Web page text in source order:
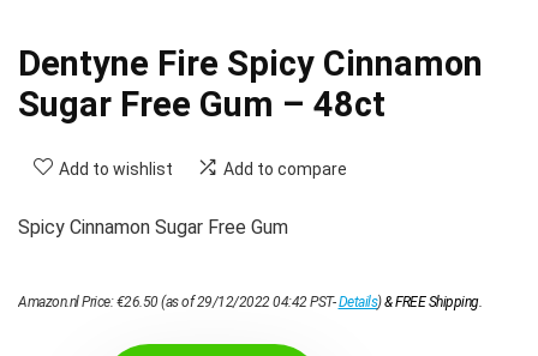
Dentyne Fire Spicy Cinnamon
Sugar Free Gum – 48ct
Add to wishlist Add to compare
Spicy Cinnamon Sugar Free Gum
Amazon.nl Price:€26.50(as of 29/12/2022 04:42 PST-Details)&FREE Shipping.